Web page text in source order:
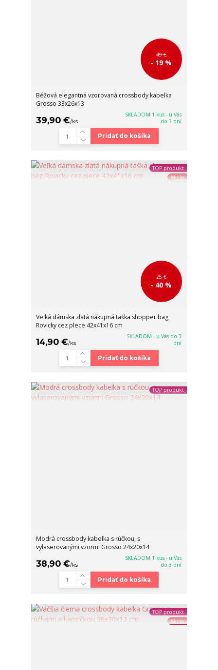
49 €
- 19 %
Béžová elegantná vzorovaná crossbody kabelka
Grosso 33x26x13
39,90 €/ks
SKLADOM 1 kus - u Vás
do 3 dní
Pridať do košíka
TOP produkt
Akcia
25 €
- 40 %
Veľká dámska zlatá nákupná taška shopper bag
Rovicky cez plece 42x41x16 cm
14,90 €/ks
SKLADOM - u Vás do 3
dní
Pridať do košíka
TOP produkt
Modrá crossbody kabelka s rúčkou, s
vylaserovanými vzormi Grosso 24x20x14
38,90 €/ks
SKLADOM 1 kus - u Vás
do 3 dní
Pridať do košíka
TOP produkt
Akcia